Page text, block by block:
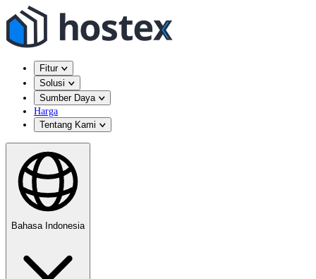
Fitur
Solusi
Sumber Daya
Harga
Tentang Kami
Bahasa Indonesia